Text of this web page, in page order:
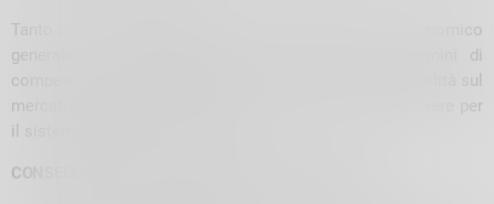
Tanto che, al di là delle difficoltà legate al contesto economico
generale, il disallineamento fra le necessità in termini di
competenze evidenziate dalle imprese e la loro disponibilità sul
mercato del lavoro resta il nodo più importante da risolvere per
il sistema produttivo territoriale”.
CONSEGUENZE DEL CONFLITTO RUSSIA-UCRAINA